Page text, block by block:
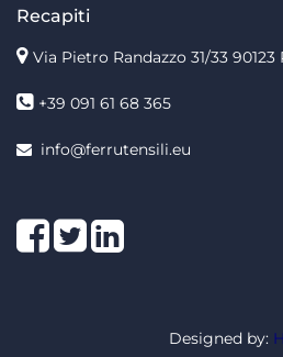
Recapiti
Via Pietro Randazzo 31/33
+39 091 61 68 365
info@ferrutensili.eu
Facebook
TwitterLinkedIn
Designed by: